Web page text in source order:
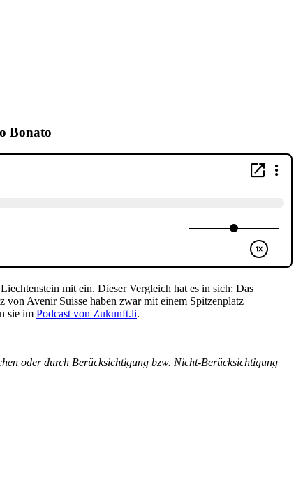
Bonato
mit ein. Dieser Vergleich hat es in sich: Das
Avenir Suisse haben zwar mit einem Spitzenplatz
sie im Podcast von Zukunft.li.
oder durch Berücksichtigung bzw. Nicht-Berücksichtigung